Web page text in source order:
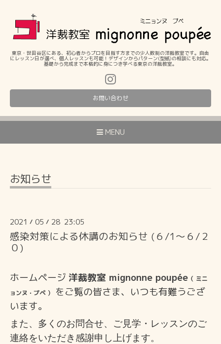
東京・世田谷区にある、初心者からプロを目指す方までの少人数制の洋裁教室です。自由
にレッスン日が選べ、個人レッスンも可能！デザインからパターン(型紙)の相談にも対応。
基礎から完成まで本格的に身につき学べる東京の洋裁教室。
お問い合わせ
MENU
お知らせ
2021 / 05 / 28 23:05
感染対策による休講のお知らせ (６/1〜６/２
０)
ホームページ 洋裁教室 mignonne poupée （ ミニ
ョンヌ・プペ ）
をご覧の皆さま、いつも有難うござ
います。
また、多くのお問合せ、ご見学・レッスンのご
連絡をいただき感謝申し上げます。